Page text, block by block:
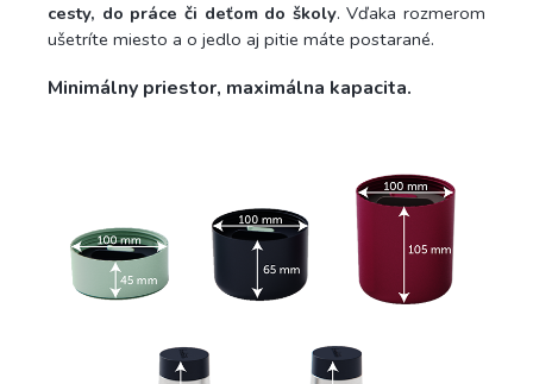
cesty, do práce či deťom do školy. Vďaka rozmerom
ušetríte miesto a o jedlo aj pitie máte postarané.
Minimálny priestor, maximálna kapacita.